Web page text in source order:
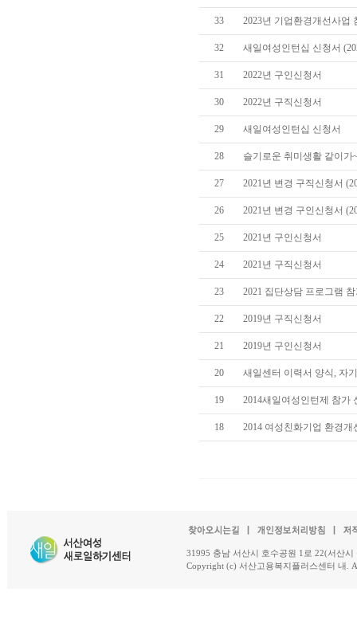
33 2023년 기업환경개선사업
32 새일여성인턴십 신청서
31 2022년 구인신청서
30 2022년 구직신청서
29 새일여성인턴십 신청서
28 슬기로운 취미생활 같이
27 2021년 변경 구직신청서
26 2021년 변경 구인신청서
25 2021년 구인신청서
24 2021년 구직신청서
23 2021 집단상담 프로그램
22 2019년 구직신청서
21 2019년 구인신청서
20 새일센터 이력서 양식, 자
19 2014새일여성인턴제 참가
18 2014 여성친화기업 환경개
31995 충남 서산시 호수공원 1로 22(서산
Copyright (c) 서산고용복지플러스센터 내.